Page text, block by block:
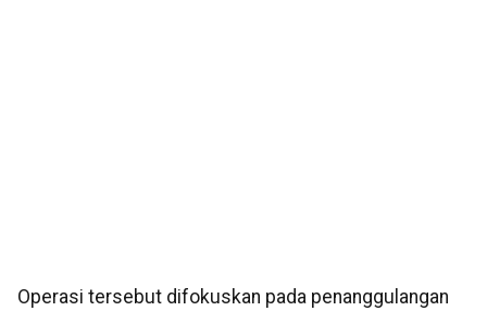
Operasi tersebut difokuskan pada penanggulangan